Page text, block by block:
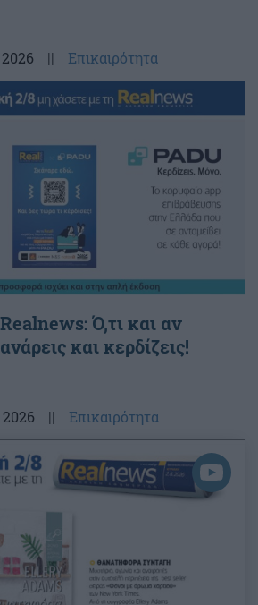
|| Επικαιρότητα
Ό,τι και αν
και κερδίζεις!
|| Επικαιρότητα